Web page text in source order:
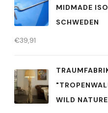
IDMADE ISO
CHWEDEN
€39,91
WILD